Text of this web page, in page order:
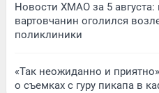
Новости ХМАО за 5 августа:
вартовчанин оголился
поликлиники
«Так неожиданно и
о съемках с гуру пикапа в